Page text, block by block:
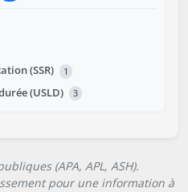
(SSR) 1
(USLD) 3
(APA, APL, ASH).
pour une information à